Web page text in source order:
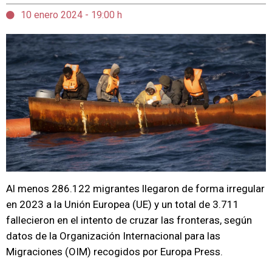
10 enero 2024 - 19:00 h
Al menos 286.122 migrantes llegaron de forma irregular
en 2023 a la Unión Europea (UE) y un total de 3.711
fallecieron en el intento de cruzar las fronteras, según
datos de la Organización Internacional para las
Migraciones (OIM) recogidos por Europa Press.